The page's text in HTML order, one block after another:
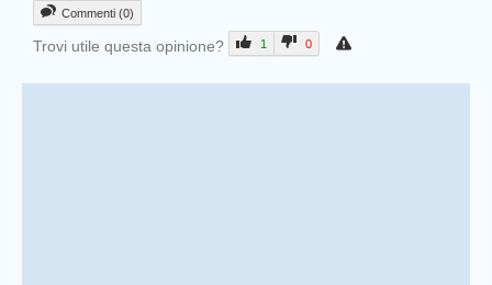
Commenti (0)
Trovi utile questa opinione? 1 0